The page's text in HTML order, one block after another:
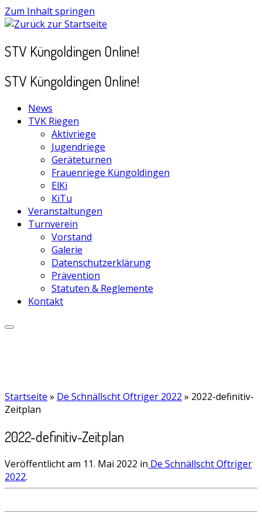
Zum Inhalt springen
STV Küngoldingen Online!
STV Küngoldingen Online!
News
TVK Riegen
Aktivriege
Jugendriege
Geräteturnen
Frauenriege Küngoldingen
ElKi
KiTu
Veranstaltungen
Turnverein
Vorstand
Galerie
Datenschutzerklärung
Prävention
Statuten & Reglemente
Kontakt
Startseite » De Schnällscht Oftriger 2022 » 2022-definitiv-
Zeitplan
2022-definitiv-Zeitplan
Veröffentlicht am 11. Mai 2022 in De Schnällscht Oftriger
2022.